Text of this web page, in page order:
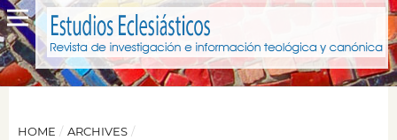
HOME / ARCHIVES /